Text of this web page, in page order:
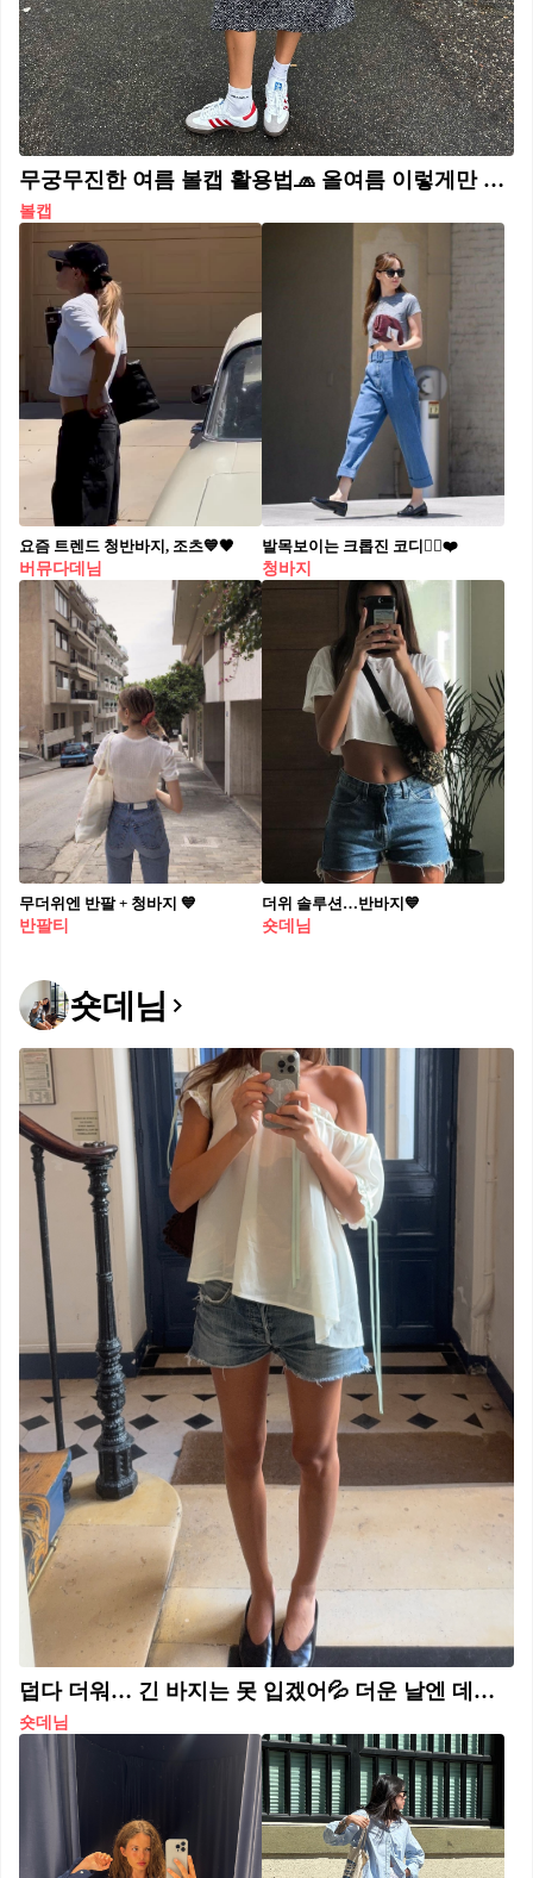
무궁무진한 여름 볼캡 활용법🧢 올여름 이렇게만 활용하세요✔️볼캡 스타일링 4가지 추천☀️ 1. 볼캡 + 롱 원피스 러블리하고 페미닌한 롱 원피스와 스포티하고 캐주얼한 볼캡의 조합은 더이상 생소한 조합이 아닙니다. 두 아이템의 믹스매치로 오히려 스타일링이 더욱 힙해지죠. 이 아이템 조합에 스니커즈까지 더해보는 것도 좋습니다. 2. 볼캡 + 반팔티 + 청바지 클래식은 언제나 옳습니다. 헐렁한 반팔티, 편한 청바지, 그리고 가볍게 눌러 쓴 볼캡의 조합은 여름마다 찾게 되는 스타일링인데요. 전체적인 무드에 맞는 컬러로 조화롭게 연출하거나, 밝은 컬러의 볼캡으로 확실한 포인트를 더할 수도 있죠. 3. 볼캡 + 비키니 한창인 여름 휴가철. 물놀이 여행을 계획 중이라면 이번 휴가에서는 비키니와 함께 볼캡을 매치해 보세요. 햇빛으로부터 얼굴을 보호해줄 뿐만 아니라 쿨한 바캉스 룩을 완성시켜 줄 볼캡을 휴가 필수 아이템으로 추천합니다. 4. 볼캡 + 오버핏 셔츠 시원하고, 또 쿨한 오버핏 셔츠에 가볍게 얹은 볼캡 스타일링으로 힙한 무드를 완성해보는 건 어떨까요? 셔츠 소매를 롤업하거나 윗단추 또는 아래단추를 풀어 무심한 스타일링을 연출하는 것도 좋은 방법입니다.
볼캡
요즘 트렌드 청반바지, 조츠💙🖤
버뮤다데님
발목보이는 크롭진 코디🤸‍♂️❤️
청바지
무더위엔 반팔 + 청바지 💙
반팔티
더위 솔루션…반바지💙
숏데님
숏데님
덥다 더워… 긴 바지는 못 입겠어💦 더운 날엔 데님 쇼츠로 가볍고 시원하게 코디하자👀 ✨
숏데님